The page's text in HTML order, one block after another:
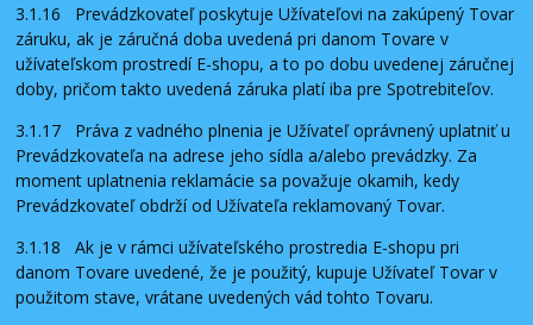
3.1.16 Prevádzkovateľ poskytuje Užívateľovi na zakúpený Tovar
záruku, ak je záručná doba uvedená pri danom Tovare v
užívateľskom prostredí E-shopu, a to po dobu uvedenej záručnej
doby, pričom takto uvedená záruka platí iba pre Spotrebiteľov.
3.1.17 Práva z vadného plnenia je Užívateľ oprávnený uplatniť u
Prevádzkovateľa na adrese jeho sídla a/alebo prevádzky. Za
moment uplatnenia reklamácie sa považuje okamih, kedy
Prevádzkovateľ obdrží od Užívateľa reklamovaný Tovar.
3.1.18 Ak je v rámci užívateľského prostredia E-shopu pri
danom Tovare uvedené, že je použitý, kupuje Užívateľ Tovar v
použitom stave, vrátane uvedených vád tohto Tovaru.